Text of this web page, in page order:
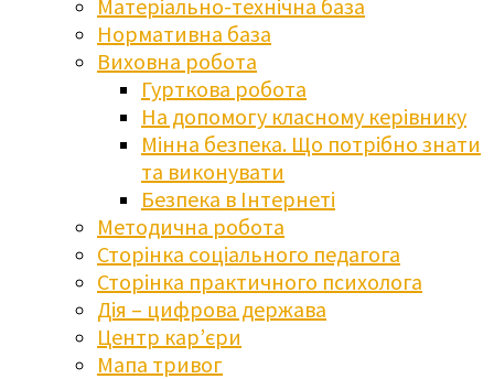
Матеріально-технічна база
Нормативна база
Виховна робота
Гурткова робота
На допомогу класному керівнику
Мінна безпека. Що потрібно знати
та виконувати
Безпека в Інтернеті
Методична робота
Сторінка соціального педагога
Сторінка практичного психолога
Дія – цифрова держава
Центр кар’єри
Мапа тривог